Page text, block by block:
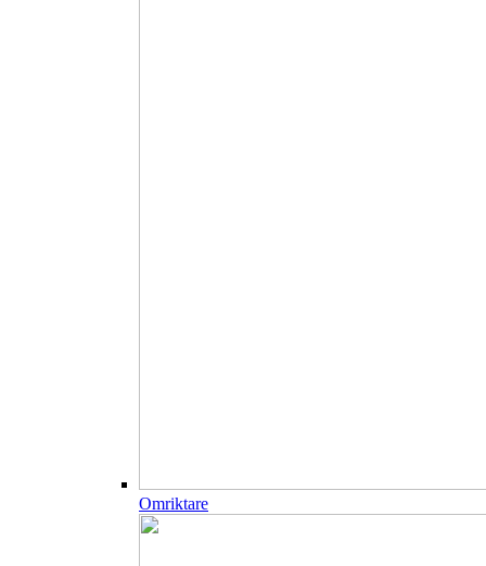
Omriktare